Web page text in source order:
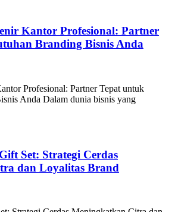
Kantor Profesional: Partner
Branding Bisnis Anda
Profesional: Partner Tepat untuk
Anda Dalam dunia bisnis yang
Set: Strategi Cerdas
dan Loyalitas Brand